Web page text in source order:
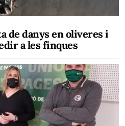
de danys en oliveres i
a les finques